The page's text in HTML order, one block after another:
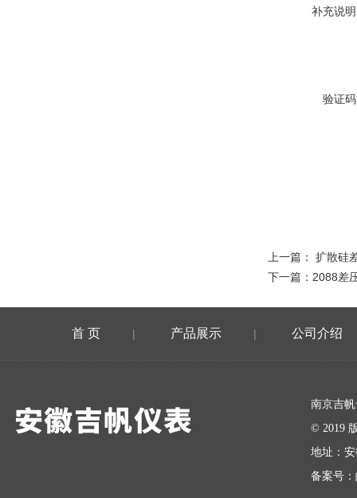
补充说
验证
上一篇： 扩散硅
下一篇： 2088差
首 页 | 产品展示 | 公司介绍
南京吉
© 2019
地址：
备案号：